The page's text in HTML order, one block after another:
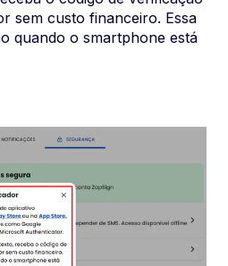
sem custo financeiro. Essa
quando o smartphone está